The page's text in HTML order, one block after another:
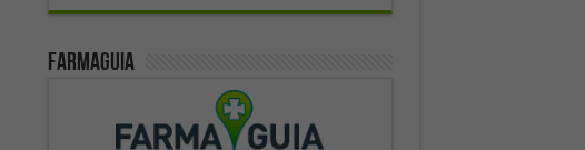
Farmaguia